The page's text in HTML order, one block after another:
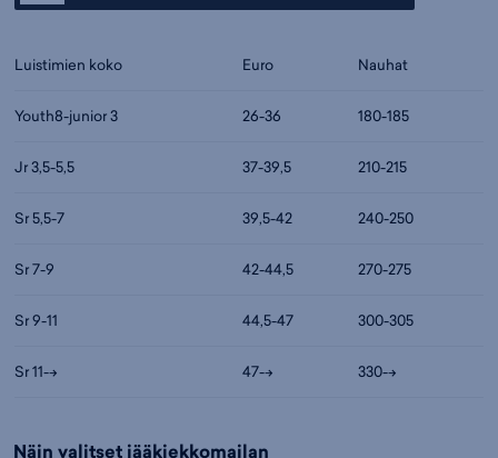
Luistimien koko Euro Nauhat
Youth8-junior 3 26-36 180-185
Jr 3,5-5,5 37-39,5 210-215
Sr 5,5-7 39,5-42 240-250
Sr 7-9 42-44,5 270-275
Sr 9-11 44,5-47 300-305
Sr 11--> 47--> 330-->
Näin valitset jääkiekkomailan